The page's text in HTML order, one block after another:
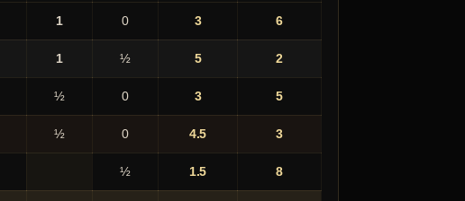
1 0 3 6
1 ½ 5 2
½ 0 3 5
½ 0 4.5 3
½ 1.5 8